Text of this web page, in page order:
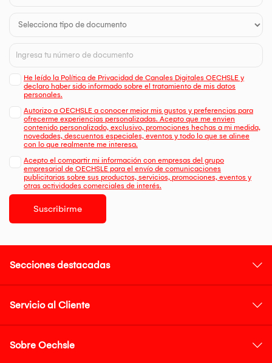
He leído la Política de Privacidad de Canales Digitales OECHSLE y
declaro haber sido informado sobre el tratamiento de mis datos
personales.
Autorizo a OECHSLE a conocer mejor mis gustos y preferencias para
ofrecerme experiencias personalizadas. Acepto que me envien
contenido personalizado, exclusivo, promociones hechas a mi medida,
novedades, descuentos especiales, eventos y todo lo que se alinee
con lo que realmente me interesa.
Acepto el compartir mi información con empresas del grupo
empresarial de OECHSLE para el envío de comunicaciones
publicitarias sobre sus productos, servicios, promociones, eventos y
otras actividades comerciales de interés.
Suscribirme
Secciones destacadas
Servicio al Cliente
Sobre Oechsle